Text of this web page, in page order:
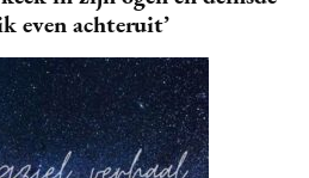
even achteruit’